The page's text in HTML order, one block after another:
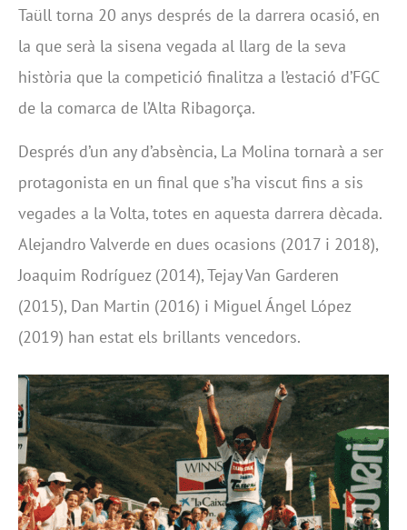
Taüll torna 20 anys després de la darrera ocasió, en
la que serà la sisena vegada al llarg de la seva
història que la competició finalitza a l’estació d’FGC
de la comarca de l’Alta Ribagorça.
Després d’un any d’absència, La Molina tornarà a ser
protagonista en un final que s’ha viscut fins a sis
vegades a la Volta, totes en aquesta darrera dècada.
Alejandro Valverde en dues ocasions (2017 i 2018),
Joaquim Rodríguez (2014), Tejay Van Garderen
(2015), Dan Martin (2016) i Miguel Ángel López
(2019) han estat els brillants vencedors.